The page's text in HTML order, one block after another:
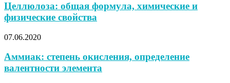
Целлюлоза: общая формула, химические и
физические свойства
07.06.2020
Аммиак: степень окисления, определение
валентности элемента